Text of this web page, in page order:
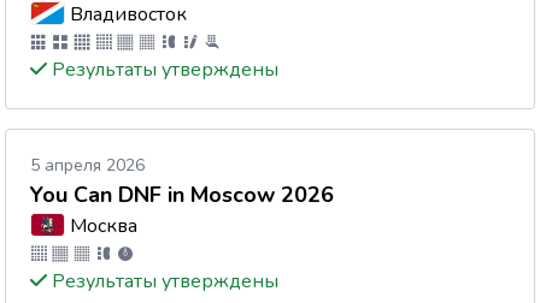
Владивосток
Результаты утверждены
5 апреля 2026
You Can DNF in Moscow 2026
Москва
Результаты утверждены